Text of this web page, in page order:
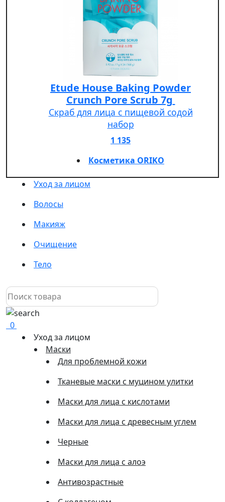
Etude House Baking Powder
Crunch Pore Scrub 7g
Скраб для лица с пищевой содой
набор
1 135
Косметика ORIKO
Уход за лицом
Волосы
Макияж
Очищение
Тело
0
Уход за лицом
Маски
Для проблемной кожи
Тканевые маски с муцином улитки
Маски для лица с кислотами
Маски для лица с древесным углем
Черные
Маски для лица с алоэ
Антивозрастные